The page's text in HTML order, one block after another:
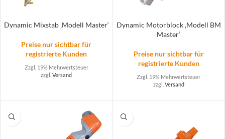
Dynamic Mixstab ‚Modell Master‘
Preise nur sichtbar für
registrierte Kunden
Zzgl. 19% Mehrwertsteuer
zzgl.Versand
Dynamic Motorblock ‚Modell BM
Master‘
Preise nur sichtbar für
registrierte Kunden
Zzgl. 19% Mehrwertsteuer
zzgl. Versand